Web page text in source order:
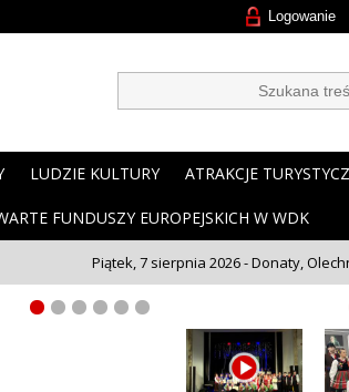
Logowanie
LUDZIE KULTURY ATRAKCJE
FUNDUSZY EUROPEJSKICH W WDK
Piątek, 7 sierpnia 2026 - Donaty,